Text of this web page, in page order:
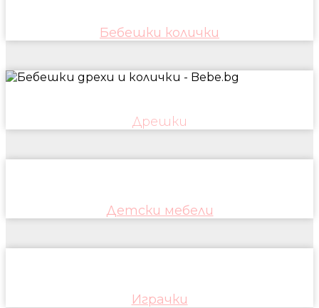
Бебешки колички
Дрешки
Детски мебели
Играчки